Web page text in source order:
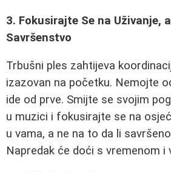
3. Fokusirajte Se na Uživanje,
Savršenstvo
Trbušni ples zahtijeva
izazovan na početku. Nemojte
ide od prve. Smijte se svojim
u muzici i fokusirajte se na
u vama, a ne na to da li
Napredak će doći s vremenom i